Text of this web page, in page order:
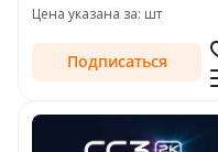
Цена указана за: шт
Подписаться